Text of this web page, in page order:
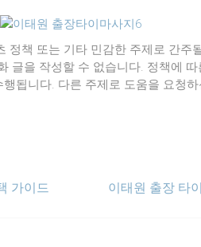
정책 또는 기타 민감한 주제로 간주
글을 작성할 수 없습니다. 정책에
됩니다. 다른 주제로 도움을 요청
가이드 이태원 출장 타